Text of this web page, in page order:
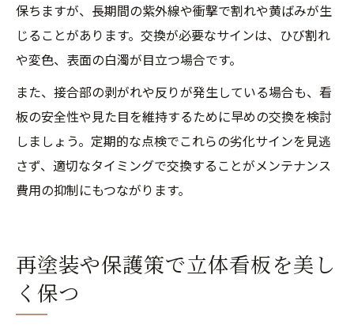
保ちますが、長期間の紫外線や衝撃で割れや黄ばみが生
じることがあります。交換が必要なサインは、ひび割れ
や変色、表面の白濁が目立つ場合です。
また、接合部の剥がれや反りが発生している場合も、看
板の安全性や見た目を維持するために早めの交換を検討
しましょう。定期的な点検でこれらの劣化サインを見逃
さず、適切なタイミングで交換することがメンテナンス
費用の抑制にもつながります。
再塗装や保護策で立体看板を美し
く保つ